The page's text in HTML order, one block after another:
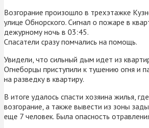
Возгорание произошло в трехэтажке
улице Обнорского. Сигнал о пожаре в
дежурному ночь в 03:45.
Спасатели сразу помчались на помощь.
Увидели, что сильный дым идет из
Огнеборцы приступили к тушению огня и
на разведку в квартиру.
В итоге удалось спасти хозяина жилья,
возгорание, а также вывести из зоны
еще 7 человек. Была опасность